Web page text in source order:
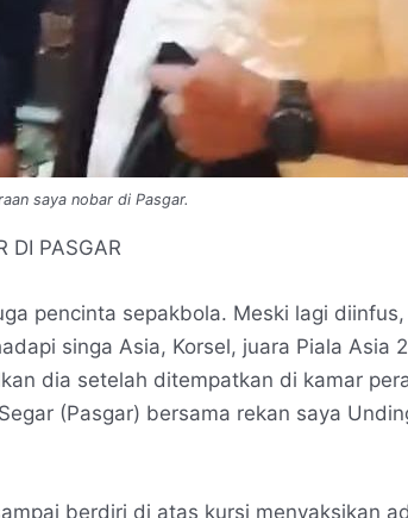
saya nobar di Pasgar.
DI PASGAR
pencinta sepakbola. Meski lagi
singa Asia, Korsel, juara Piala Asia
dia setelah ditempatkan di kamar
(Pasgar) bersama rekan saya
berdiri di atas kursi menyaksikan